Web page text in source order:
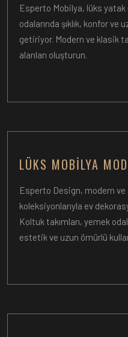
Esperto Mobilya, lüks yatak
odalarında şıklık, konfor
getiriyor. Modern ve klasik
alanları oluşturun.
LÜKS MOBILYA
Esperto Design, modern
koleksiyonlarıyla ev
Koltuk takımları, yemek
estetik ve uzun ömürlü